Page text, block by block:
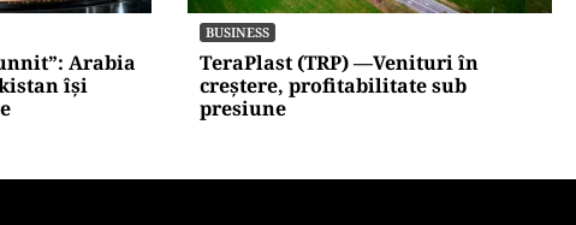
Arabia
își
BUSINESS
TeraPlast (TRP) —Venituri în
creștere, profitabilitate sub
presiune